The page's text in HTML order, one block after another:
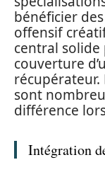
bénéficier
offensif
central
couverture
sont
différence
Intégration